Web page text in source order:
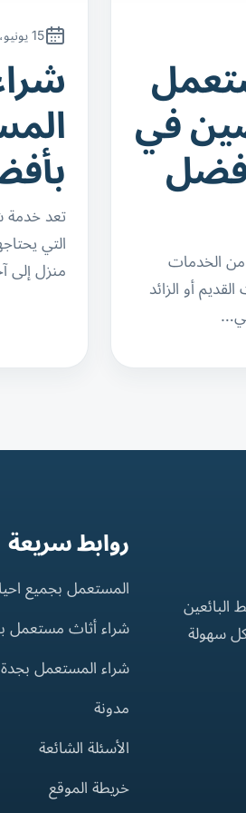
في
الخدمات
أو الزائد
15 يونيو، 2026
تعد خدمة
التي
منزل إلى
البائعين
سهولة
روابط سريعة
المستعمل بجميع
شراء أثاث مستعمل
شراء المستعمل بجدة
مدونة
الأسئلة الشائعة
خريطة الموقع